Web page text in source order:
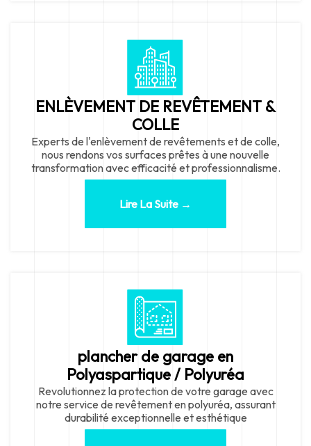
ENLÈVEMENT DE REVÊTEMENT &
COLLE
Experts de l'enlèvement de revêtements et de colle,
nous rendons vos surfaces prêtes à une nouvelle
transformation avec efficacité et professionnalisme.
Lire La Suite →
plancher de garage en
Polyaspartique / Polyuréa
Revolutionnez la protection de votre garage avec
notre service de revêtement en polyuréa, assurant
durabilité exceptionnelle et esthétique